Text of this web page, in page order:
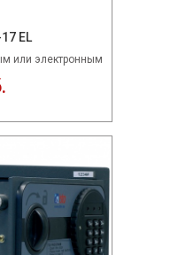
EL
или электронным